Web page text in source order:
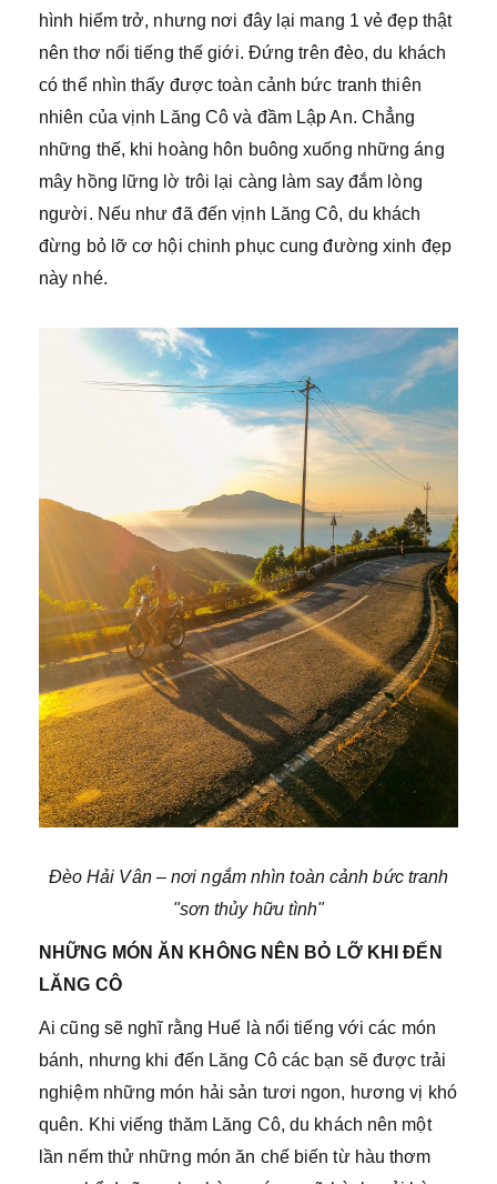
hình hiểm trở, nhưng nơi đây lại mang 1 vẻ đẹp thật
nên thơ nổi tiếng thế giới. Đứng trên đèo, du khách
có thể nhìn thấy được toàn cảnh bức tranh thiên
nhiên của vịnh Lăng Cô và đầm Lập An. Chẳng
những thế, khi hoàng hôn buông xuống những áng
mây hồng lững lờ trôi lại càng làm say đắm lòng
người. Nếu như đã đến vịnh Lăng Cô, du khách
đừng bỏ lỡ cơ hội chinh phục cung đường xinh đẹp
này nhé.
Đèo Hải Vân – nơi ngắm nhìn toàn cảnh bức tranh
"sơn thủy hữu tình"
NHỮNG MÓN ĂN KHÔNG NÊN BỎ LỠ KHI ĐẾN
LĂNG CÔ
Ai cũng sẽ nghĩ rằng Huế là nổi tiếng với các món
bánh, nhưng khi đến Lăng Cô các bạn sẽ được trải
nghiệm những món hải sản tươi ngon, hương vị khó
quên. Khi viếng thăm Lăng Cô, du khách nên một
lần nếm thử những món ăn chế biến từ hàu thơm